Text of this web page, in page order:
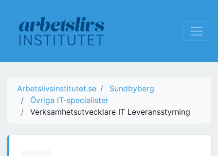
Arbetslivsinstitutet.se
Sundbyberg
Övriga IT-specialister
Verksamhetsutvecklare IT Leveransstyrning